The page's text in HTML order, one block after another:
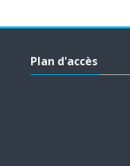
Plan d'accès